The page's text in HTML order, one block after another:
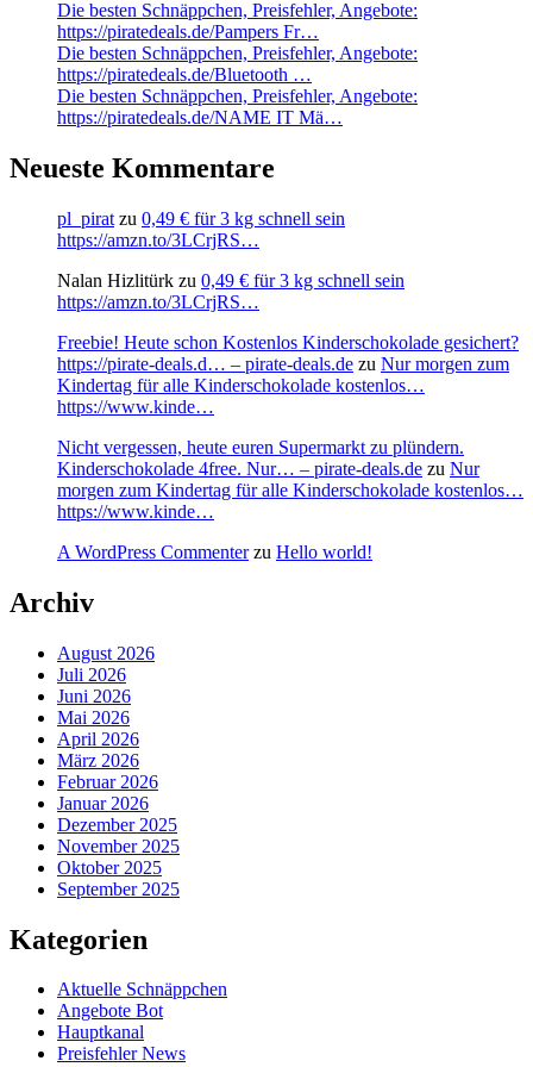
Die besten Schnäppchen, Preisfehler, Angebote:
https://piratedeals.de/Pampers Fr…
Die besten Schnäppchen, Preisfehler, Angebote:
https://piratedeals.de/Bluetooth …
Die besten Schnäppchen, Preisfehler, Angebote:
https://piratedeals.de/NAME IT Mä…
Neueste Kommentare
pl_pirat zu 0,49 € für 3 kg schnell sein
https://amzn.to/3LCrjRS…
Nalan Hizlitürk zu 0,49 € für 3 kg schnell sein
https://amzn.to/3LCrjRS…
Freebie! Heute schon Kostenlos Kinderschokolade gesichert?
https://pirate-deals.d… – pirate-deals.de zu Nur morgen zum
Kindertag für alle Kinderschokolade kostenlos…
https://www.kinde…
Nicht vergessen, heute euren Supermarkt zu plündern.
Kinderschokolade 4free. Nur… – pirate-deals.de zu Nur
morgen zum Kindertag für alle Kinderschokolade kostenlos…
https://www.kinde…
A WordPress Commenterzu Hello world!
Archiv
August 2026
Juli 2026
Juni 2026
Mai 2026
April 2026
März 2026
Februar 2026
Januar 2026
Dezember 2025
November 2025
Oktober 2025
September 2025
Kategorien
Aktuelle Schnäppchen
Angebote Bot
Hauptkanal
Preisfehler News